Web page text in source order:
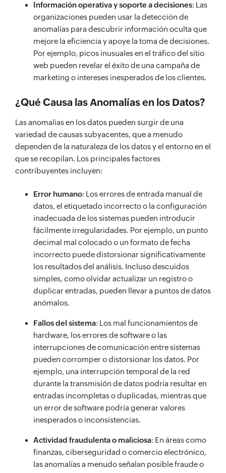
Información operativa y soporte a decisiones: Las
organizaciones pueden usar la detección de
anomalías para descubrir información oculta que
mejore la eficiencia y apoye la toma de decisiones.
Por ejemplo, picos inusuales en el tráfico del sitio
web pueden revelar el éxito de una campaña de
marketing o intereses inesperados de los clientes.
¿Qué Causa las Anomalías en los Datos?
Las anomalías en los datos pueden surgir de una
variedad de causas subyacentes, que a menudo
dependen de la naturaleza de los datos y el entorno en el
que se recopilan. Los principales factores
contribuyentes incluyen:
Error humano: Los errores de entrada manual de
datos, el etiquetado incorrecto o la configuración
inadecuada de los sistemas pueden introducir
fácilmente irregularidades. Por ejemplo, un punto
decimal mal colocado o un formato de fecha
incorrecto puede distorsionar significativamente
los resultados del análisis. Incluso descuidos
simples, como olvidar actualizar un registro o
duplicar entradas, pueden llevar a puntos de datos
anómalos.
Fallos del sistema: Los mal funcionamientos de
hardware, los errores de software o las
interrupciones de comunicación entre sistemas
pueden corromper o distorsionar los datos. Por
ejemplo, una interrupción temporal de la red
durante la transmisión de datos podría resultar en
entradas incompletas o duplicadas, mientras que
un error de software podría generar valores
inesperados o inconsistencias.
Actividad fraudulenta o maliciosa: En áreas como
finanzas, ciberseguridad o comercio electrónico,
las anomalías a menudo señalan posible fraude o